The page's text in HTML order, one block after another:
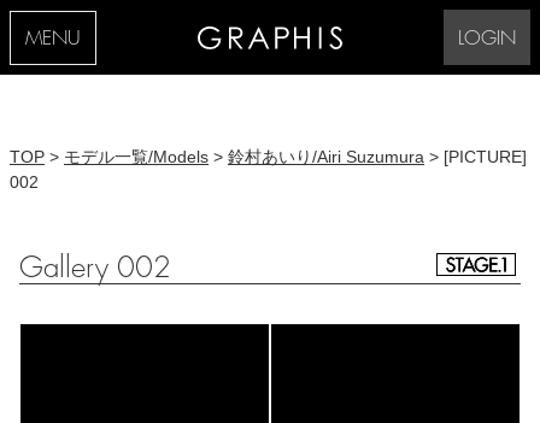
MENU LOGIN
TOP > モデル一覧/Models > 鈴村あいり/Airi Suzumura > [PICTURE]
002
Gallery 002